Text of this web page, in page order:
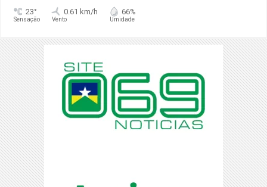
23°
Sensação
0.61 km/h
Vento
66%
Umidade